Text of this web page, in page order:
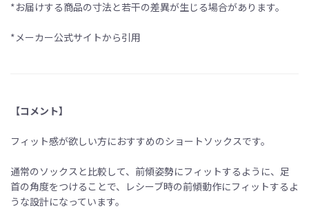
*お届けする商品の寸法と若干の差異が生じる場合があります。
*メーカー公式サイトから引用
【コメント】
フィット感が欲しい方におすすめのショートソックスです。
通常のソックスと比較して、前傾姿勢にフィットするように、足
首の角度をつけることで、レシーブ時の前傾動作にフィットするよ
うな設計になっています。